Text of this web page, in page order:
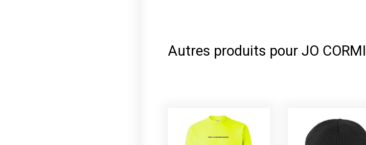
Autres produits pour JO